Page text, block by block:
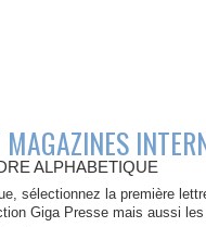
ALPHABETIQUE
sélectionnez la première
Giga Presse mais aussi